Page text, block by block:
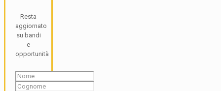
Resta
aggiornato
su bandi
e
opportunità